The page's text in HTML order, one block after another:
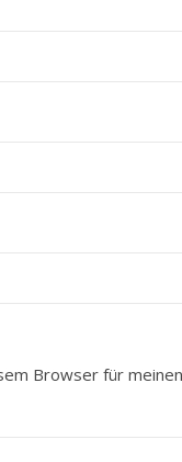
Browser für